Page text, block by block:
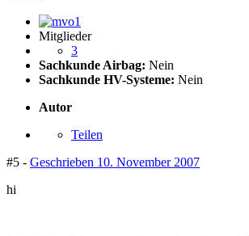
Mitglieder
3
Sachkunde Airbag: Nein
Sachkunde HV-Systeme: Nein
Autor
Teilen
#5 - Geschrieben 10. November 2007
hi